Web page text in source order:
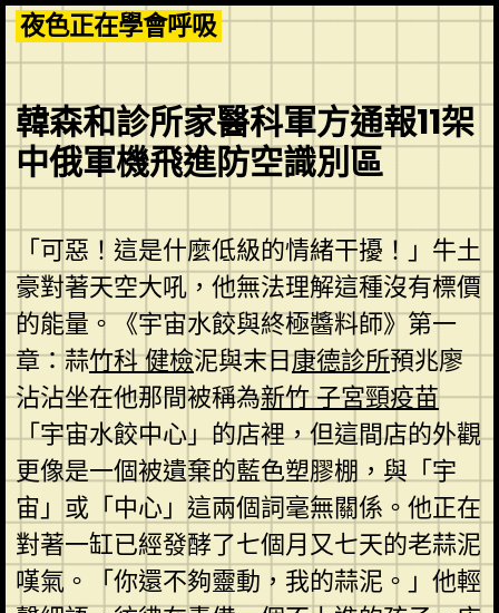
Skip
to
content
夜色正在學會呼吸
韓森和診所家醫科軍方通報11架
中俄軍機飛進防空識別區
「可惡！這是什麼低級的情緒干擾！」牛土
豪對著天空大吼，他無法理解這種沒有標價
的能量。《宇宙水餃與終極醬料師》第一
章：蒜竹科 健檢泥與末日康德診所預兆廖
沾沾坐在他那間被稱為新竹 子宮頸疫苗
「宇宙水餃中心」的店裡，但這間店的外觀
更像是一個被遺棄的藍色塑膠棚，與「宇
宙」或「中心」這兩個詞毫無關係。他正在
對著一缸已經發酵了七個月又七天的老蒜泥
嘆氣。「你還不夠靈動，我的蒜泥。」他輕